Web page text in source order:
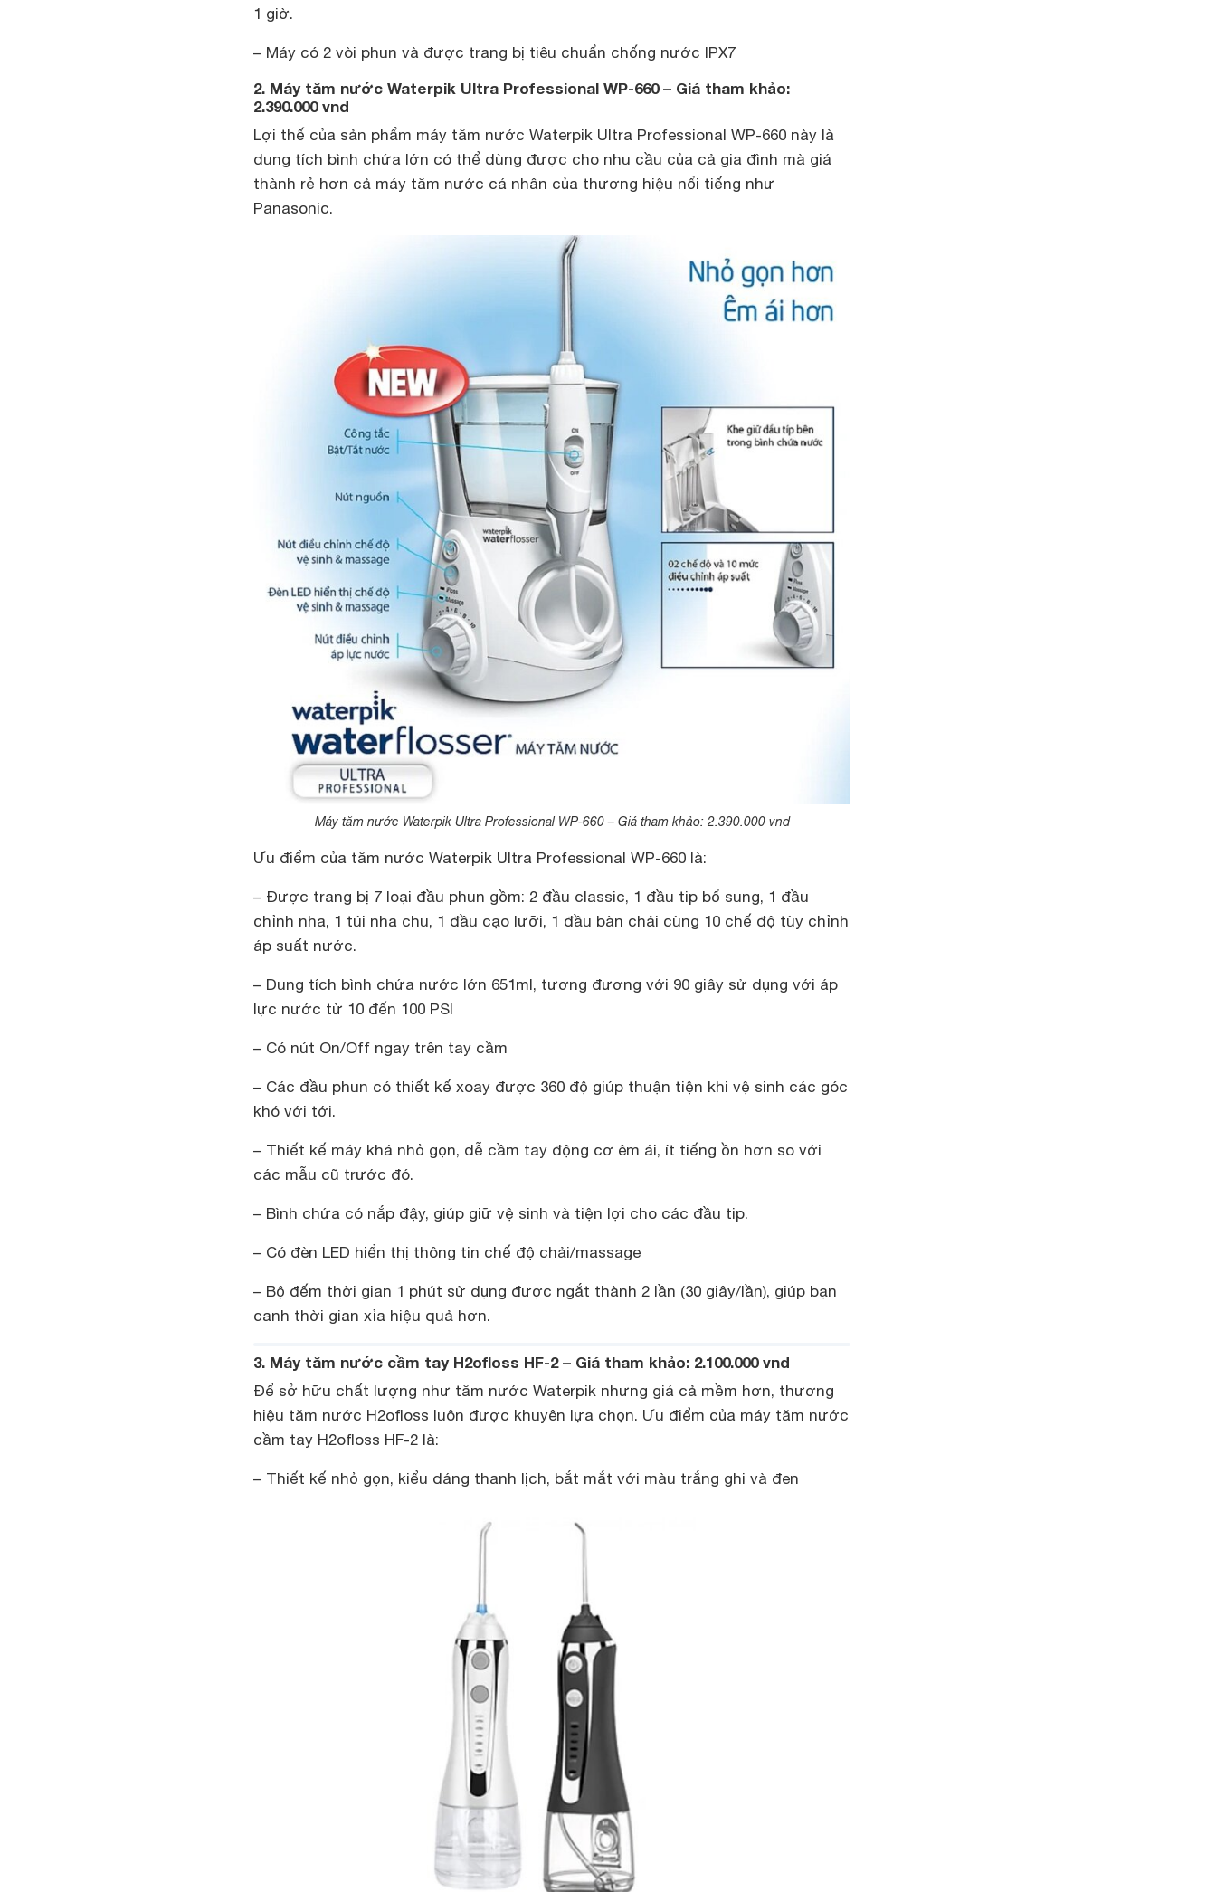
1 giờ.
– Máy có 2 vòi phun và được trang bị tiêu chuẩn chống nước IPX7
2. Máy tăm nước Waterpik Ultra Professional WP-660 – Giá tham khảo:
2.390.000 vnd
Lợi thế của sản phẩm máy tăm nước Waterpik Ultra Professional WP-660 này là
dung tích bình chứa lớn có thể dùng được cho nhu cầu của cả gia đình mà giá
thành rẻ hơn cả máy tăm nước cá nhân của thương hiệu nổi tiếng như
Panasonic.
Máy tăm nước Waterpik Ultra Professional WP-660 – Giá tham khảo: 2.390.000 vnd
Ưu điểm của tăm nước Waterpik Ultra Professional WP-660 là:
– Được trang bị 7 loại đầu phun gồm: 2 đầu classic, 1 đầu tip bổ sung, 1 đầu
chỉnh nha, 1 túi nha chu, 1 đầu cạo lưỡi, 1 đầu bàn chải cùng 10 chế độ tùy chỉnh
áp suất nước.
– Dung tích bình chứa nước lớn 651ml, tương đương với 90 giây sử dụng với áp
lực nước từ 10 đến 100 PSI
– Có nút On/Off ngay trên tay cầm
– Các đầu phun có thiết kế xoay được 360 độ giúp thuận tiện khi vệ sinh các góc
khó với tới.
– Thiết kế máy khá nhỏ gọn, dễ cầm tay động cơ êm ái, ít tiếng ồn hơn so với
các mẫu cũ trước đó.
– Bình chứa có nắp đậy, giúp giữ vệ sinh và tiện lợi cho các đầu tip.
– Có đèn LED hiển thị thông tin chế độ chải/massage
– Bộ đếm thời gian 1 phút sử dụng được ngắt thành 2 lần (30 giây/lần), giúp bạn
canh thời gian xỉa hiệu quả hơn.
3. Máy tăm nước cầm tay H2ofloss HF-2 – Giá tham khảo: 2.100.000 vnd
Để sở hữu chất lượng như tăm nước Waterpik nhưng giá cả mềm hơn, thương
hiệu tăm nước H2ofloss luôn được khuyên lựa chọn. Ưu điểm của máy tăm nước
cầm tay H2ofloss HF-2 là:
– Thiết kế nhỏ gọn, kiểu dáng thanh lịch, bắt mắt với màu trắng ghi và đen